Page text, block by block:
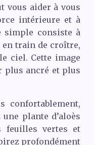
vous aider à vous
intérieure et à
simple consiste à
en train de croître,
ciel. Cette image
plus ancré et plus
confortablement,
plante d’aloès
feuilles vertes et
profondément